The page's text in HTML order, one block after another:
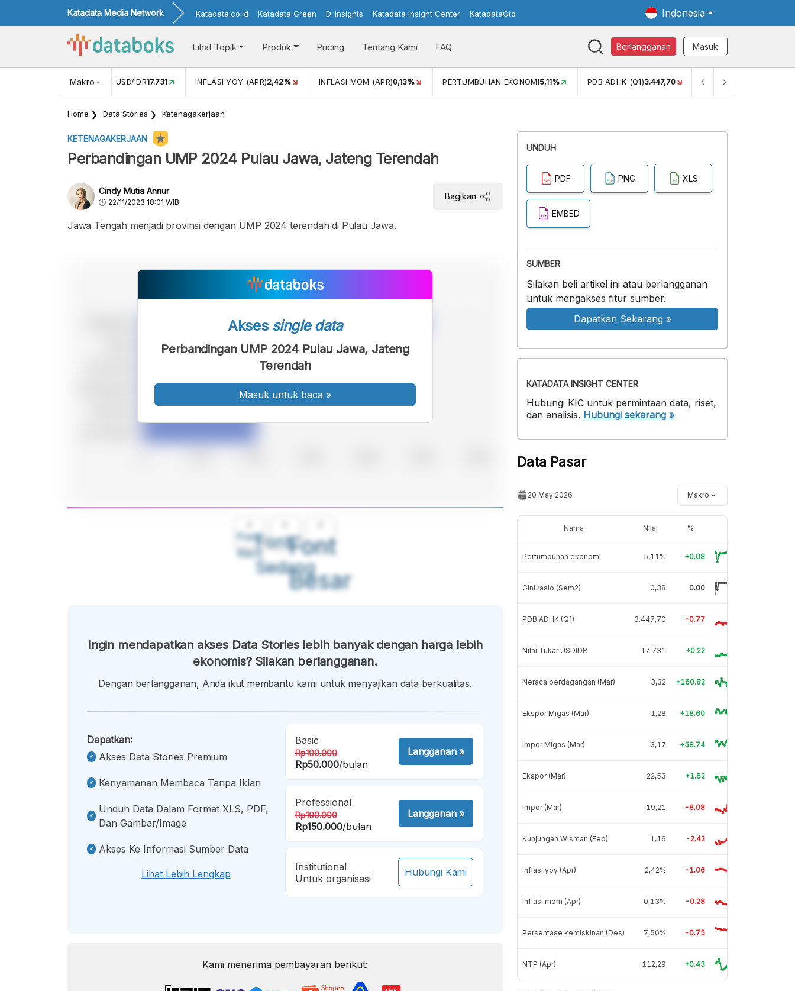
Katadata Media Network Katadata.co.id Katadata Green D-Insights Katadata Insight Center KatadataOto Indonesia
Lihat Topik Produk Pricing Tentang Kami FAQ Berlangganan Masuk
Makro
NILAI TUKAR USD/IDR17.731 INFLASI YOY (APR)2,42% INFLASI MOM (APR)0,13% PERTUMBUHAN EKONOMI5,11% PDB ADHK (Q1)3.447,70 GINI RASIO (SEM2)
Home Data Stories Ketenagakerjaan
KETENAGAKERJAAN
Perbandingan UMP 2024 Pulau Jawa, Jateng Terendah
Cindy Mutia Annur
22/11/2023 18:01 WIB
Bagikan
Jawa Tengah menjadi provinsi dengan UMP 2024 terendah di Pulau Jawa.
Font
Kecil
Font
Sedang
Font
Besar
Akses single data
Perbandingan UMP 2024 Pulau Jawa, Jateng
Terendah
Masuk untuk baca »
Ingin mendapatkan akses Data Stories lebih banyak dengan harga lebih
ekonomis? Silakan berlangganan.
Dengan berlangganan, Anda ikut membantu kami untuk menyajikan data berkualitas.
Dapatkan:
Akses Data Stories Premium
Kenyamanan Membaca Tanpa Iklan
Unduh Data Dalam Format XLS, PDF,
Dan Gambar/image
Akses Ke Informasi Sumber Data
Lihat Lebih Lengkap
Basic
Rp100.000
Rp50.000/bulan
Langganan»
Professional
Rp100.000
Rp150.000/bulan
Langganan»
Institutional
Untuk organisasi
Hubungi Kami
Kami menerima pembayaran berikut:
UNDUH
PDF PNG XLS
EMBED
SUMBER
Silakan beli artikel ini atau berlangganan
untuk mengakses fitur sumber.
Dapatkan Sekarang »
KATADATA INSIGHT CENTER
Hubungi KIC untuk permintaan data, riset,
dan analisis. Hubungi sekarang »
Data Pasar
20 May 2026 Makro
Nama Nilai %
Pertumbuhan ekonomi 5,11% +0.08
Gini rasio (Sem2) 0,38 0.00
PDB ADHK (Q1) 3.447,70 -0.77
Nilai Tukar USDIDR 17.731 +0.22
Neraca perdagangan (Mar) 3,32 +160.82
Ekspor Migas (Mar) 1,28 +18.60
Impor Migas (Mar) 3,17 +58.74
Ekspor (Mar) 22,53 +1.62
Impor (Mar) 19,21 -8.08
Kunjungan Wisman (Feb) 1,16 -2.42
Inflasi yoy (Apr) 2,42% -1.06
Inflasi mom (Apr) 0,13% -0.28
Persentase kemiskinan (Des) 7,50% -0.75
NTP (Apr) 112,29 +0.43